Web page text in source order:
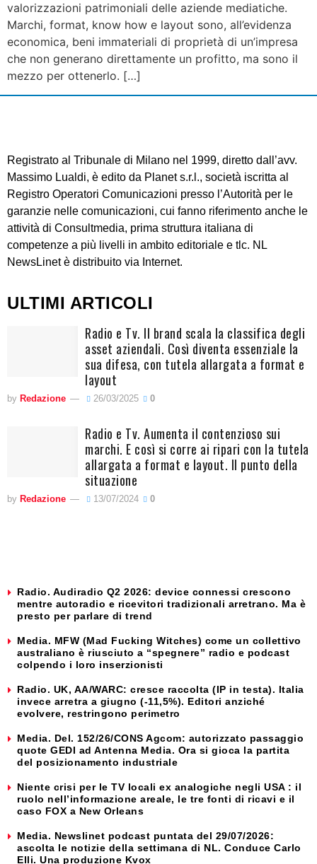
valorizzazioni patrimoniali delle aziende mediatiche.
Marchi, format, know how e layout sono, all’evidenza
economica, beni immateriali di proprietà di un’impresa
che non generano direttamente un profitto, ma sono il
mezzo per ottenerlo. […]
Registrato al Tribunale di Milano nel 1999, diretto dall’avv.
Massimo Lualdi, è edito da Planet s.r.l., società iscritta al
Registro Operatori Comunicazioni presso l’Autorità per le
garanzie nelle comunicazioni, cui fanno riferimento anche le
attività di Consultmedia, prima struttura italiana di
competenze a più livelli in ambito editoriale e tlc. NL
NewsLinet è distribuito via Internet.
ULTIMI ARTICOLI
Radio e Tv. Il brand scala la classifica degli
asset aziendali. Così diventa essenziale la
sua difesa, con tutela allargata a format e
layout
by Redazione 26/03/2025 0
Radio e Tv. Aumenta il contenzioso sui
marchi. E così si corre ai ripari con la tutela
allargata a format e layout. Il punto della
situazione
by Redazione 13/07/2024 0
Radio. Audiradio Q2 2026: device connessi crescono
mentre autoradio e ricevitori tradizionali arretrano. Ma è
presto per parlare di trend
Media. MFW (Mad Fucking Witches) come un collettivo
australiano è riusciuto a “spegnere” radio e podcast
colpendo i loro inserzionisti
Radio. UK, AA/WARC: cresce raccolta (IP in testa). Italia
invece arretra a giugno (-11,5%). Editori anziché
evolvere, restringono perimetro
Media. Del. 152/26/CONS Agcom: autorizzato passaggio
quote GEDI ad Antenna Media. Ora si gioca la partita
del posizionamento industriale
Niente crisi per le TV locali ex analogiche negli USA : il
ruolo nell’informazione areale, le tre fonti di ricavi e il
caso FOX a New Orleans
Media. Newslinet podcast puntata del 29/07/2026:
ascolta le notizie della settimana di NL. Conduce Carlo
Elli. Una produzione Kvox